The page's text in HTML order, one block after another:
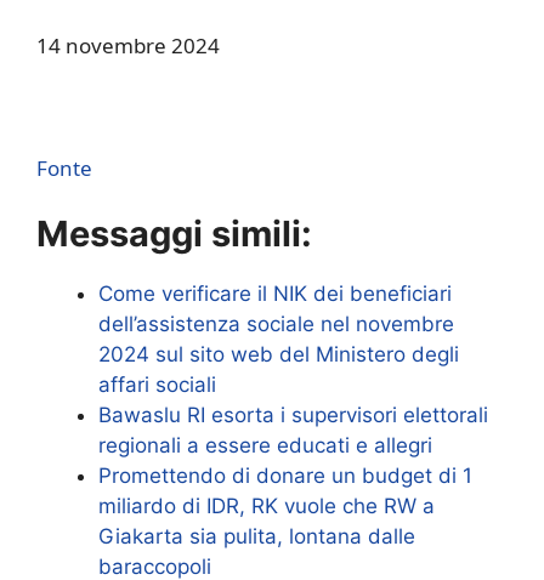
14 novembre 2024
Fonte
Messaggi simili:
Come verificare il NIK dei beneficiari
dell’assistenza sociale nel novembre
2024 sul sito web del Ministero degli
affari sociali
Bawaslu RI esorta i supervisori elettorali
regionali a essere educati e allegri
Promettendo di donare un budget di 1
miliardo di IDR, RK vuole che RW a
Giakarta sia pulita, lontana dalle
baraccopoli